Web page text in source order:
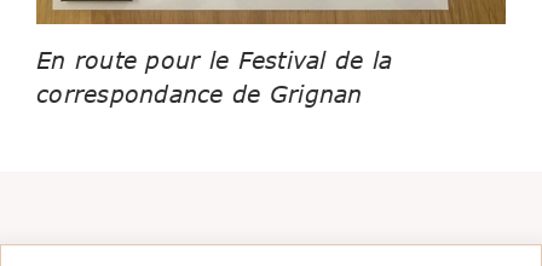
En route pour le Festival de la
correspondance de Grignan